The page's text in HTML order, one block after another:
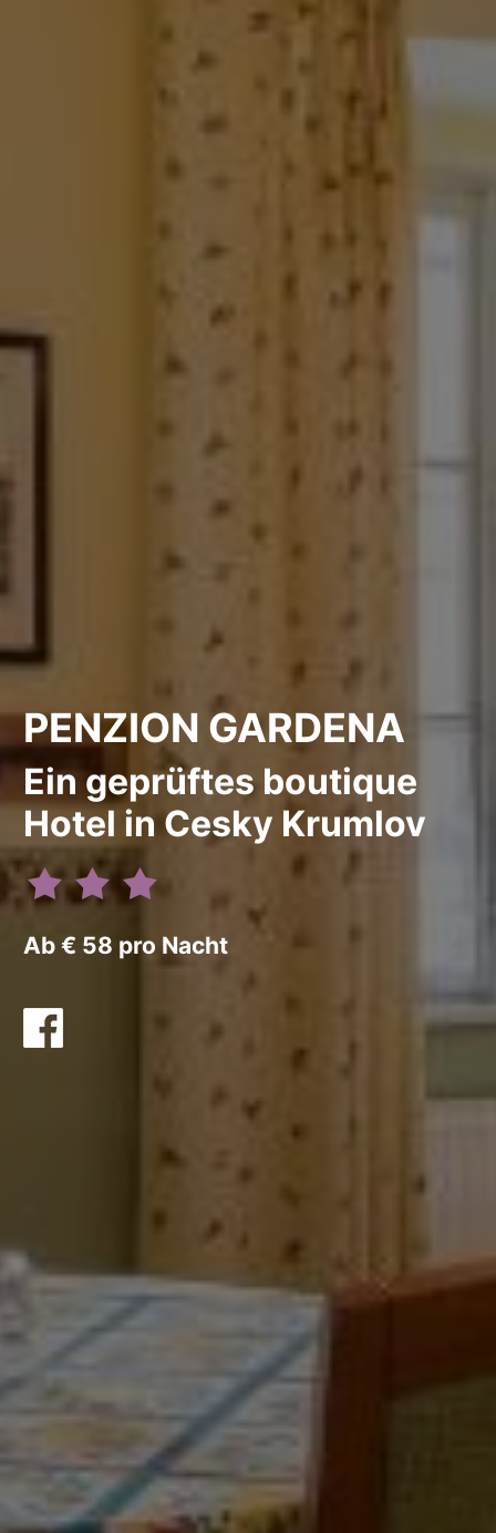
PENZION GARDENA
Ein geprüftes boutique
Hotel in Cesky Krumlov
Ab € 58 pro Nacht